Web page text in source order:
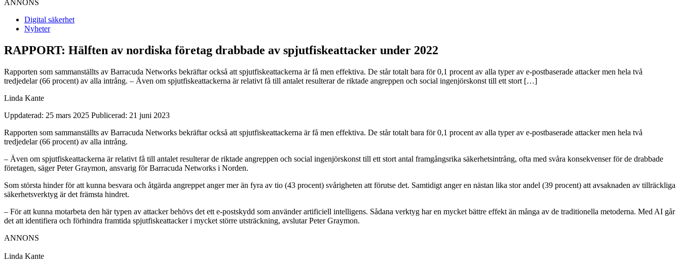
ANNONS
Digital säkerhet
Nyheter
RAPPORT: Hälften av nordiska företag drabbade av spjutfiskeattacker under 2022
Rapporten som sammanställts av Barracuda Networks bekräftar också att spjutfiskeattackerna är få men effektiva. De står totalt bara för 0,1 procent av alla typer av e-postbaserade attacker men hela två
tredjedelar (66 procent) av alla intrång. – Även om spjutfiskeattackerna är relativt få till antalet resulterar de riktade angreppen och social ingenjörskonst till ett stort […]
Linda Kante
Uppdaterad: 25 mars 2025 Publicerad: 21 juni 2023
Rapporten som sammanställts av Barracuda Networks bekräftar också att spjutfiskeattackerna är få men effektiva. De står totalt bara för 0,1 procent av alla typer av e-postbaserade attacker men hela två
tredjedelar (66 procent) av alla intrång.
– Även om spjutfiskeattackerna är relativt få till antalet resulterar de riktade angreppen och social ingenjörskonst till ett stort antal framgångsrika säkerhetsintrång, ofta med svåra konsekvenser för de drabbade
företagen, säger Peter Graymon, ansvarig för Barracuda Networks i Norden.
Som största hinder för att kunna besvara och åtgärda angreppet anger mer än fyra av tio (43 procent) svårigheten att förutse det. Samtidigt anger en nästan lika stor andel (39 procent) att avsaknaden av tillräckliga
säkerhetsverktyg är det främsta hindret.
– För att kunna motarbeta den här typen av attacker behövs det ett e-postskydd som använder artificiell intelligens. Sådana verktyg har en mycket bättre effekt än många av de traditionella metoderna. Med AI går
det att identifiera och förhindra framtida spjutfiskeattacker i mycket större utsträckning, avslutar Peter Graymon.
ANNONS
Linda Kante